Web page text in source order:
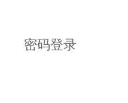
密码登录